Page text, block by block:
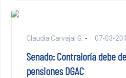
Claudia Carvajal G. 07-03-
Senado: Contraloría debe
pensiones DGAC